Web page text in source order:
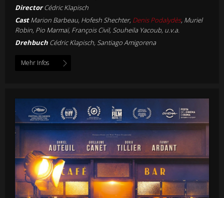
Director Cédric Klapisch
Cast Marion Barbeau, Hofesh Shechter, Denis Podalydès, Muriel
Robin, Pio Marmaï, François Civil, Souheila Yacoub, u.v.a.
Drehbuch Cédric Klapisch, Santiago Amigorena
Mehr Infos